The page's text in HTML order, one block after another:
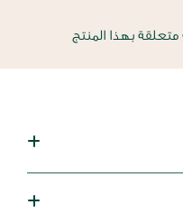
بهذا المنتج